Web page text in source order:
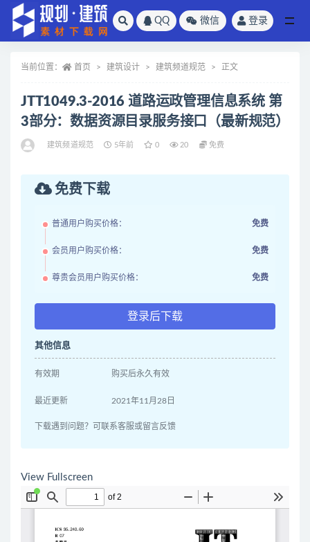
QQ 微信 登录
当前位置： 首页 建筑设计 建筑频道规范 正文
JTT1049.3-2016 道路运政管理信息系统 第
3部分：数据资源目录服务接口（最新规范）
建筑频道规范 5年前 0 20 免费
免费下载
普通用户购买价格： 免费
会员用户购买价格： 免费
尊贵会员用户购买价格： 免费
登录后下载
其他信息
有效期 购买后永久有效
最近更新 2021年11月28日
下载遇到问题？可联系客服或留言反馈
View Fullscreen
全部